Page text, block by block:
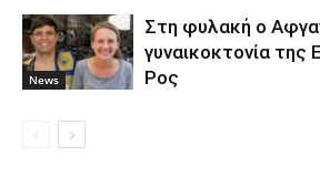
News
Στη φυλακή ο
γυναικοκτονία της
Ρος